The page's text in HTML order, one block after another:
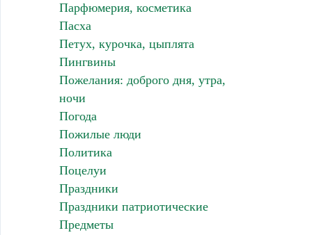
Парфюмерия, косметика
Пасха
Петух, курочка, цыплята
Пингвины
Пожелания: доброго дня, утра,
ночи
Погода
Пожилые люди
Политика
Поцелуи
Праздники
Праздники патриотические
Предметы